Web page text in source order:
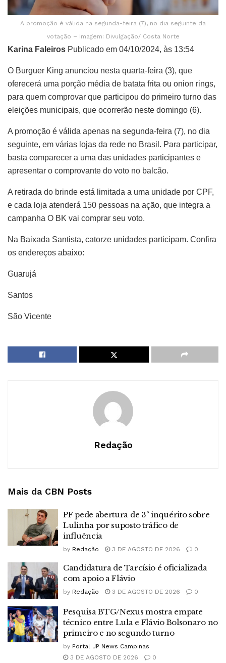
A promoção é válida na segunda-feira (7), no dia seguinte da
votação – Imagem: Divulgação/ Costa Norte
Karina Faleiros Publicado em 04/10/2024, às 13:54
O Burguer King anunciou nesta quarta-feira (3), que
oferecerá uma porção média de batata frita ou onion rings,
para quem comprovar que participou do primeiro turno das
eleições municipais, que ocorrerão neste domingo (6).
A promoção é válida apenas na segunda-feira (7), no dia
seguinte, em várias lojas da rede no Brasil. Para participar,
basta comparecer a uma das unidades participantes e
apresentar o comprovante do voto no balcão.
A retirada do brinde está limitada a uma unidade por CPF,
e cada loja atenderá 150 pessoas na ação, que integra a
campanha O BK vai comprar seu voto.
Na Baixada Santista, catorze unidades participam. Confira
os endereços abaixo:
Guarujá
Santos
São Vicente
Redação
Mais da CBN Posts
PF pede abertura de 3º inquérito sobre
Lulinha por suposto tráfico de
influência
by Redação 3 DE AGOSTO DE 2026 0
Candidatura de Tarcísio é oficializada
com apoio a Flávio
by Redação 3 DE AGOSTO DE 2026 0
Pesquisa BTG/Nexus mostra empate
técnico entre Lula e Flávio Bolsonaro no
primeiro e no segundo turno
by Portal JP News Campinas
3 DE AGOSTO DE 2026
0